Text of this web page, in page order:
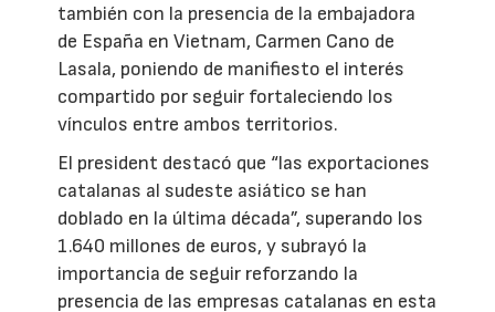
también con la presencia de la embajadora
de España en Vietnam, Carmen Cano de
Lasala, poniendo de manifiesto el interés
compartido por seguir fortaleciendo los
vínculos entre ambos territorios.
El president destacó que “las exportaciones
catalanas al sudeste asiático se han
doblado en la última década”, superando los
1.640 millones de euros, y subrayó la
importancia de seguir reforzando la
presencia de las empresas catalanas en esta